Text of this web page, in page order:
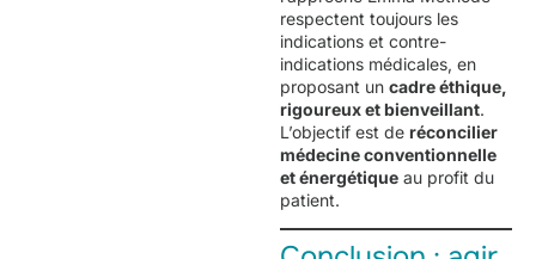
respectent toujours les
indications et contre-
indications médicales, en
proposant un cadre éthique,
rigoureux et bienveillant.
L’objectif est de réconcilier
médecine conventionnelle
et énergétique au profit du
patient.